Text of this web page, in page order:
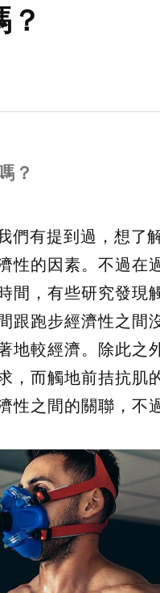
？
們有提到過，想了
性的因素。不過
間，有些研究發現
跟跑步經濟性之
地較經濟。除此
，而觸地前拮抗
性之間的關聯，不